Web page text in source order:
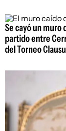
Se cayó un muro
partido entre
del Torneo